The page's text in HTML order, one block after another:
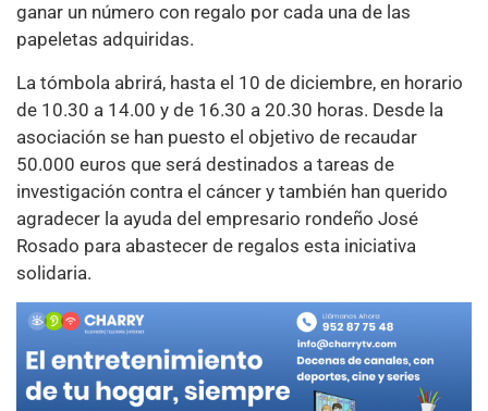
ganar un número con regalo por cada una de las
papeletas adquiridas.
La tómbola abrirá, hasta el 10 de diciembre, en horario
de 10.30 a 14.00 y de 16.30 a 20.30 horas. Desde la
asociación se han puesto el objetivo de recaudar
50.000 euros que será destinados a tareas de
investigación contra el cáncer y también han querido
agradecer la ayuda del empresario rondeño José
Rosado para abastecer de regalos esta iniciativa
solidaria.